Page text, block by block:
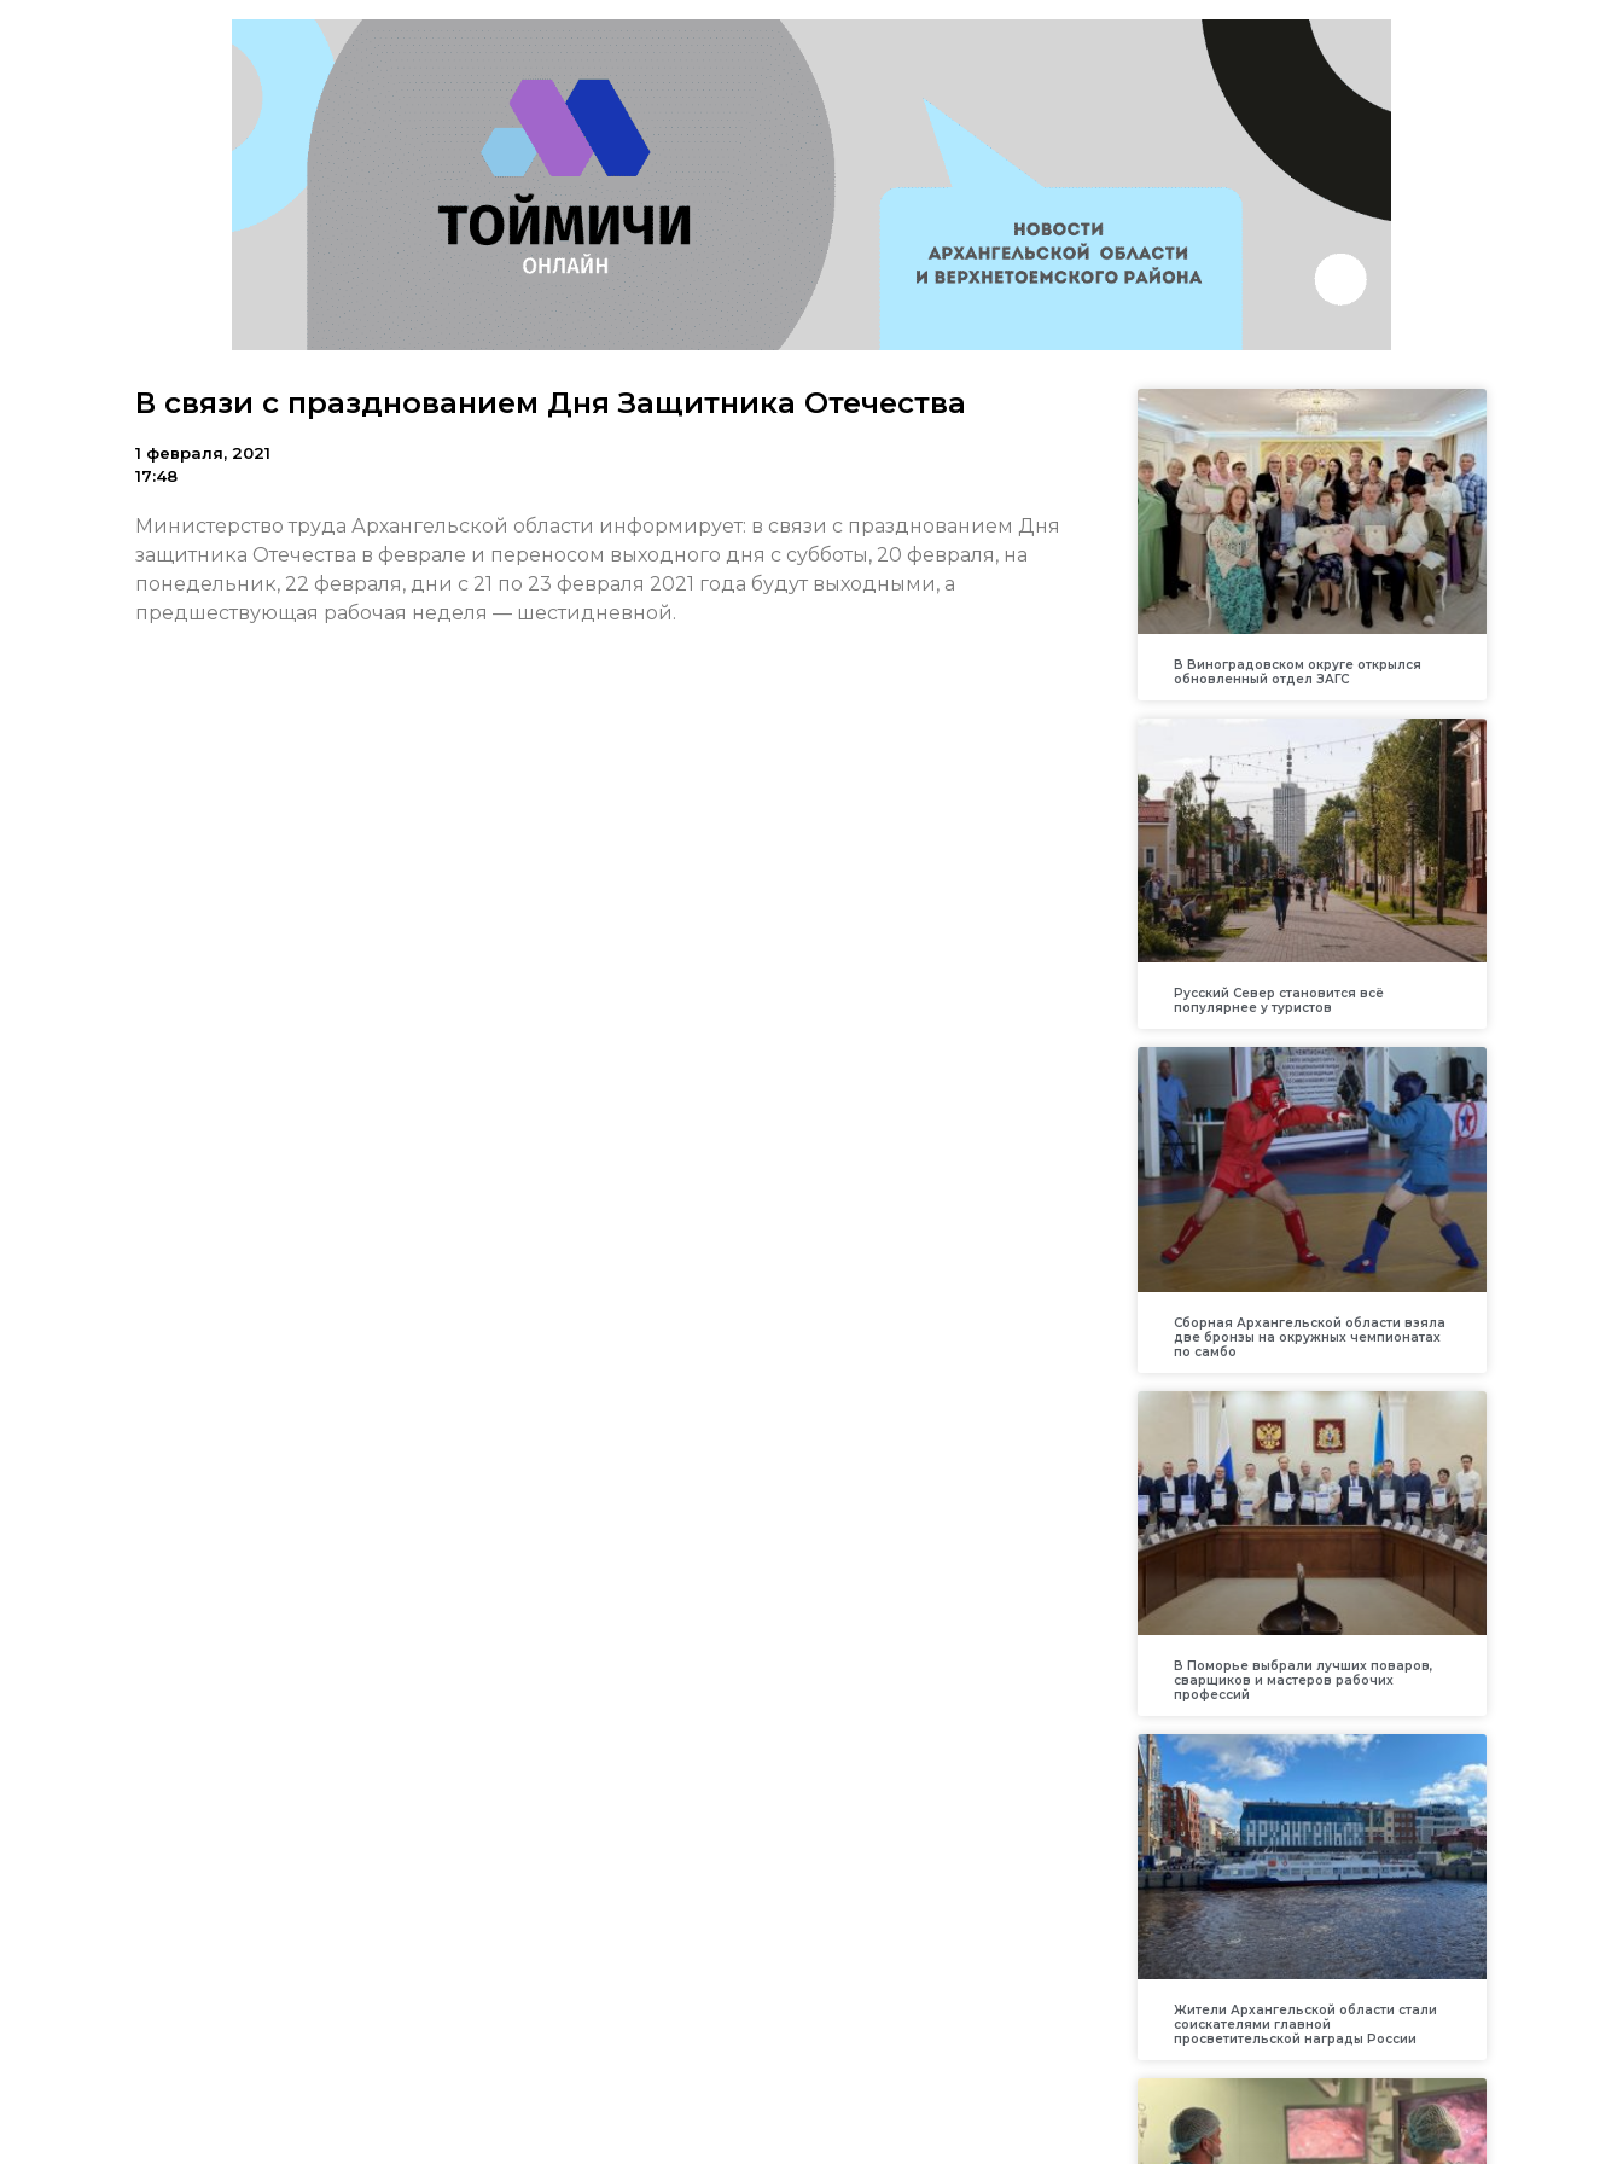
В связи с празднованием Дня Защитника Отечества
1 февраля, 2021
17:48
Министерство труда Архангельской области информирует: в связи с празднованием Дня
защитника Отечества в феврале и переносом выходного дня с субботы, 20 февраля, на
понедельник, 22 февраля, дни с 21 по 23 февраля 2021 года будут выходными, а
предшествующая рабочая неделя — шестидневной.
В Виноградовском округе открылся
обновленный отдел ЗАГС
Русский Север становится всё
популярнее у туристов
Сборная Архангельской области взяла
две бронзы на окружных чемпионатах
по самбо
В Поморье выбрали лучших поваров,
сварщиков и мастеров рабочих
профессий
Жители Архангельской области стали
соискателями главной
просветительской награды России